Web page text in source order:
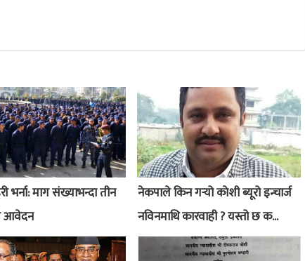
भर्ना: माग संख्याभन्दा तीन
आवेदन
नेकपाले किन गर्‍यो काेशी ब्यूरो इन्चार्ज
नविनमाथि कारवाही ? यस्तो छ क...